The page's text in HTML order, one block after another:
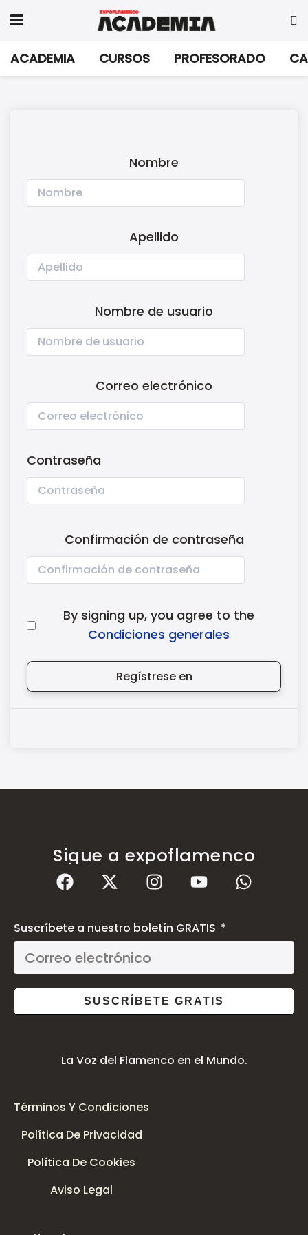
ACADEMIA CURSOS PROFESORADO
Nombre
Apellido
Nombre de usuario
Correo electrónico
Contraseña
Confirmación de contraseña
By signing up, you agree to the
Condiciones generales
Regístrese en
La Voz del Flamenco en el Mundo.
Suscríbete a nuestro boletín GRATIS
SUSCRÍBETE GRATIS
Sigue a expoflamenco
Términos Y Condiciones
Política De Privacidad
Política De Cookies
Aviso Legal